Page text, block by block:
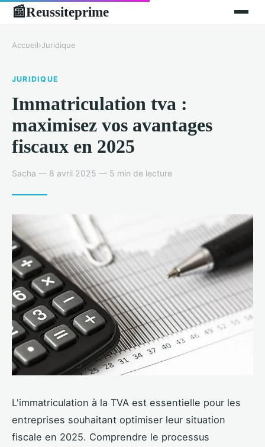
📰Reussiteprime
Accueil›Juridique
JURIDIQUE
Immatriculation tva :
maximisez vos avantages
fiscaux en 2025
Sacha — 8 avril 2025 — 5 min de lecture
L'immatriculation à la TVA est essentielle pour les
entreprises souhaitant optimiser leur situation
fiscale en 2025. Comprendre le processus